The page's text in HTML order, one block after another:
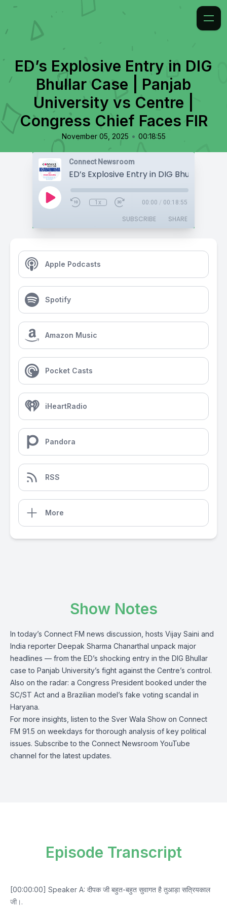
ED’s Explosive Entry in DIG
Bhullar Case | Panjab
University vs Centre |
Congress Chief Faces FIR
November 05, 2025 • 00:18:55
Connect Newsroom
1x 00:00 / 00:18:55
SUBSCRIBE SHARE
Apple Podcasts
Spotify
Amazon Music
Pocket Casts
iHeartRadio
Pandora
RSS
More
Show Notes
In today’s Connect FM news discussion, hosts Vijay Saini and
India reporter Deepak Sharma Chanarthal unpack major
headlines — from the ED’s shocking entry in the DIG Bhullar
case to Panjab University’s fight against the Centre’s control.
Also on the radar: a Congress President booked under the
SC/ST Act and a Brazilian model’s fake voting scandal in
Haryana.
For more insights, listen to the Sver Wala Show on Connect
FM 91.5 on weekdays for thorough analysis of key political
issues. Subscribe to the Connect Newsroom YouTube
channel for the latest updates.
Episode Transcript
[00:00:00] Speaker A: दीपक जी बहुत-बहुत सुवागत है तुआड़ा सत्रियकाल
जी।.